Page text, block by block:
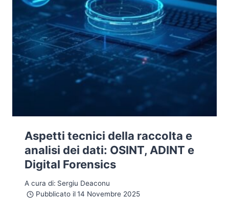
Aspetti tecnici della raccolta e
analisi dei dati: OSINT, ADINT e
Digital Forensics
A cura di: Sergiu Deaconu
Pubblicato il 14 Novembre 2025